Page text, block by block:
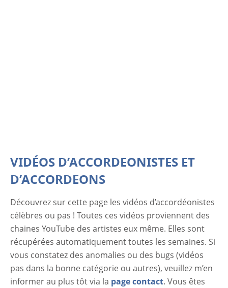
VIDÉOS D’ACCORDEONISTES ET
D’ACCORDEONS
Découvrez sur cette page les vidéos d’accordéonistes
célèbres ou pas ! Toutes ces vidéos proviennent des
chaines YouTube des artistes eux même. Elles sont
récupérées automatiquement toutes les semaines. Si
vous constatez des anomalies ou des bugs (vidéos
pas dans la bonne catégorie ou autres), veuillez m’en
informer au plus tôt via la page contact. Vous êtes